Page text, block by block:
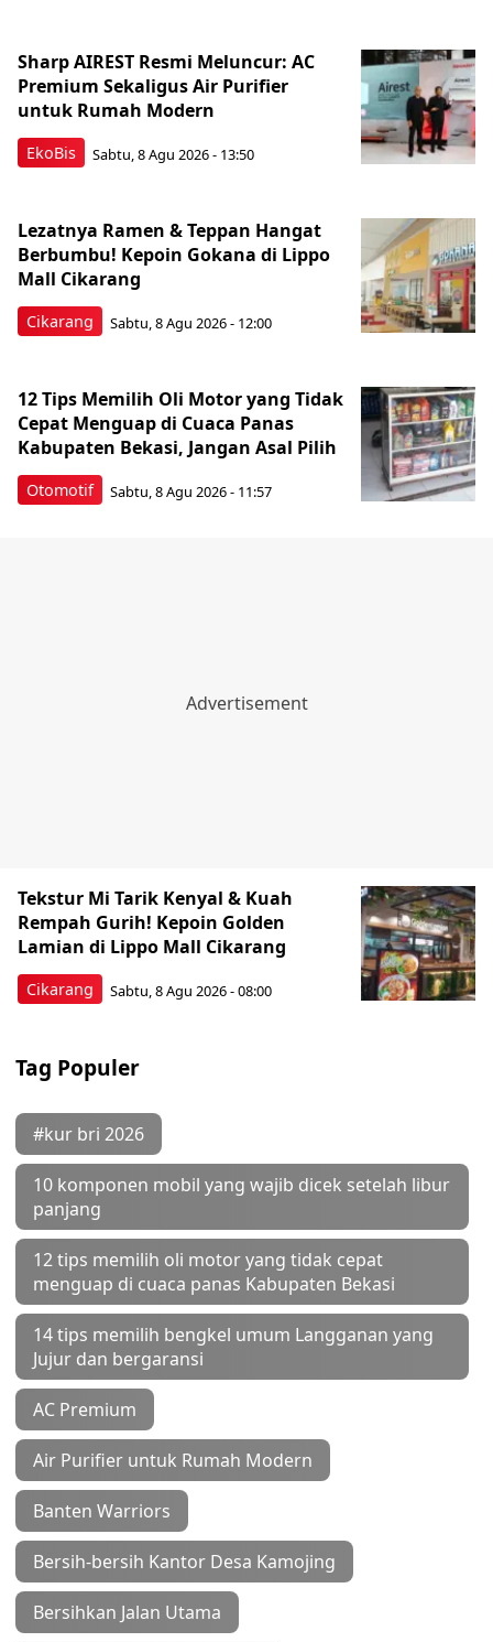
EkoBis
Sharp AIREST Resmi Meluncur: AC
Premium Sekaligus Air Purifier
untuk Rumah Modern
Sabtu, 8 Agu 2026 - 13:50
Cikarang
Lezatnya Ramen & Teppan Hangat
Berbumbu! Kepoin Gokana di Lippo
Mall Cikarang
Sabtu, 8 Agu 2026 - 12:00
Otomotif
12 Tips Memilih Oli Motor yang Tidak
Cepat Menguap di Cuaca Panas
Kabupaten Bekasi, Jangan Asal Pilih
Sabtu, 8 Agu 2026 - 11:57
Cikarang
Tekstur Mi Tarik Kenyal & Kuah
Rempah Gurih! Kepoin Golden
Lamian di Lippo Mall Cikarang
Sabtu, 8 Agu 2026 - 08:00
Tag Populer
#kur bri 2026
10 komponen mobil yang wajib dicek setelah libur
panjang
12 tips memilih oli motor yang tidak cepat
menguap di cuaca panas Kabupaten Bekasi
14 tips memilih bengkel umum Langganan yang
Jujur dan bergaransi
AC Premium
Air Purifier untuk Rumah Modern
Banten Warriors
Bersih-bersih Kantor Desa Kamojing
Bersihkan Jalan Utama